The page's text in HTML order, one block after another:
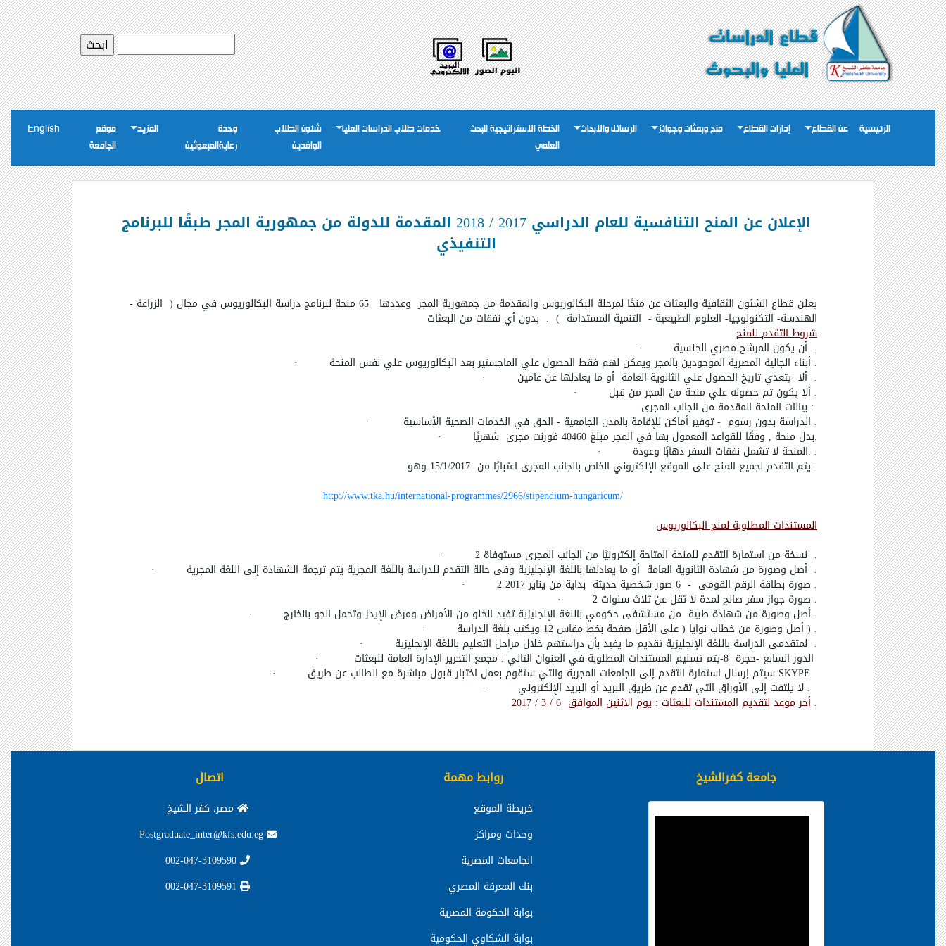
الرئيسية عن القطاع إدارات القطاع منح وبعثات وجوائز الرسائل والابحاث
الخطة الاستراتيجية للبحث
العلمي
خدمات طلاب الدراسات العليا
شئون الطلاب
الوافدين
وحدة
رعايةالمبعوثين
المزيد
موقع
الجامعة
English
الإعلان عن المنح التنافسية للعام الدراسي 2017 / 2018 المقدمة للدولة من جمهورية المجر طبقًا للبرنامج
التنفيذي
يعلن قطاع الشئون الثقافية والبعثات عن منحًا لمرحلة البكالوريوس والمقدمة من جمهورية المجر وعددها 65 منحة لبرنامج دراسة البكالوريوس في مجال ( الزراعة -
الهندسة- التكنولوجيا- العلوم الطبيعية - التنمية المستدامة ) . بدون أي نفقات من البعثات
شروط التقدم للمنح
· أن يكون المرشح مصري الجنسية .
· أبناء الجالية المصرية الموجودين بالمجر ويمكن لهم فقط الحصول علي الماجستير بعد البكالوريوس علي نفس المنحة .
· ألا يتعدي تاريخ الحصول علي الثانوية العامة أو ما يعادلها عن عامين .
· ألا يكون تم حصوله علي منحة من المجر من قبل .
بيانات المنحة المقدمة من الجانب المجرى :
· الدراسة بدون رسوم - توفير أماكن للإقامة بالمدن الجامعية - الحق في الخدمات الصحية الأساسية .
· بدل منحة , وفقًا للقواعد المعمول بها في المجر مبلغ 40460 فورنت مجرى شهريًا.
· المنحة لا تشمل نفقات السفر ذهابًا وعودة. .
يتم التقدم لجميع المنح على الموقع الإلكتروني الخاص بالجانب المجرى اعتبارًا من 15/1/2017 وهو :
http://www.tka.hu/international-programmes/2966/stipendium-hungaricum/
المستندات المطلوبة لمنح البكالوريوس
· 2 نسخة من استمارة التقدم للمنحة المتاحة إلكترونيًا من الجانب المجرى مستوفاة .
· أصل وصورة من شهادة الثانوية العامة أو ما يعادلها باللغة الإنجليزية وفى حالة التقدم للدراسة باللغة المجرية يتم ترجمة الشهادة إلى اللغة المجرية .
· 2 صورة بطاقة الرقم القومى - 6 صور شخصية حديثة بداية من يناير 2017 .
· 2 صورة جواز سفر صالح لمدة لا تقل عن ثلاث سنوات .
· أصل وصورة من شهادة طبية من مستشفى حكومي باللغة الإنجليزية تفيد الخلو من الأمراض ومرض الإيدز وتحمل الجو بالخارج .
· أصل وصورة من خطاب نوايا ( على الأقل صفحة بخط مقاس 12 ويكتب بلغة الدراسة) .
· لمتقدمى الدراسة باللغة الإنجليزية تقديم ما يفيد بأن دراستهم خلال مراحل التعليم باللغة الإنجليزية .
· يتم تسليم المستندات المطلوبة في العنوان التالي : مجمع التحرير الإدارة العامة للبعثات- الدور السابع -حجرة 8
· سيتم إرسال استمارة التقدم إلى الجامعات المجرية والتي ستقوم بعمل اختبار قبول مباشرة مع الطالب عن طريق SKYPE
· لا يلتفت إلى الأوراق التي تقدم عن طريق البريد أو البريد الإلكتروني .
أخر موعد لتقديم المستندات للبعثات : يوم الاثنين الموافق 6 / 3 / 2017 .
جامعة كفرالشيخ روابط مهمة
خريطة الموقع
وحدات ومراكز
الجامعات المصرية
بنك المعرفة المصري
بوابة الحكومة المصرية
بوابة الشكاوي الحكومية
اتصال
مصر، كفر الشيخ
Postgraduate_inter@kfs.edu.eg